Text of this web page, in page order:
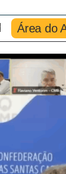
Área do